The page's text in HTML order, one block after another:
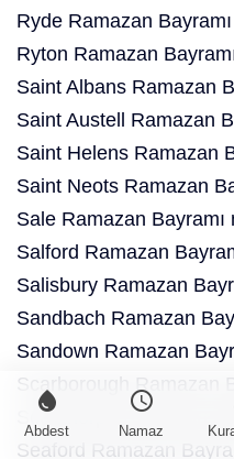
water_drop
Abdest
schedule
Namaz
Ryde Ramazan
Ryton Ramazan
Saint Albans Ramazan
Saint Austell Ramazan
Saint Helens Ramazan
Saint Neots Ramazan
Sale Ramazan Bayramı
Salford Ramazan
Salisbury Ramazan
Sandbach Ramazan
Sandown Ramazan
Scarborough Ramazan
Scunthorpe Ramazan
Seaford Ramazan